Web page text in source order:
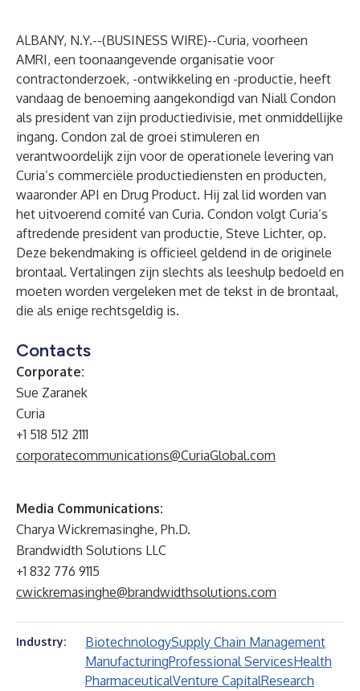
ALBANY, N.Y.--(BUSINESS WIRE)--Curia, voorheen
AMRI, een toonaangevende organisatie voor
contractonderzoek, -ontwikkeling en -productie, heeft
vandaag de benoeming aangekondigd van Niall Condon
als president van zijn productiedivisie, met onmiddellijke
ingang. Condon zal de groei stimuleren en
verantwoordelijk zijn voor de operationele levering van
Curia’s commerciële productiediensten en producten,
waaronder API en Drug Product. Hij zal lid worden van
het uitvoerend comité van Curia. Condon volgt Curia’s
aftredende president van productie, Steve Lichter, op.
Deze bekendmaking is officieel geldend in de originele
brontaal. Vertalingen zijn slechts als leeshulp bedoeld en
moeten worden vergeleken met de tekst in de brontaal,
die als enige rechtsgeldig is.
Contacts
Corporate:
Sue Zaranek
Curia
+1 518 512 2111
corporatecommunications@CuriaGlobal.com
Media Communications:
Charya Wickremasinghe, Ph.D.
Brandwidth Solutions LLC
+1 832 776 9115
cwickremasinghe@brandwidthsolutions.com
Industry: BiotechnologySupply Chain Management
ManufacturingProfessional ServicesHealth
PharmaceuticalVenture CapitalResearch